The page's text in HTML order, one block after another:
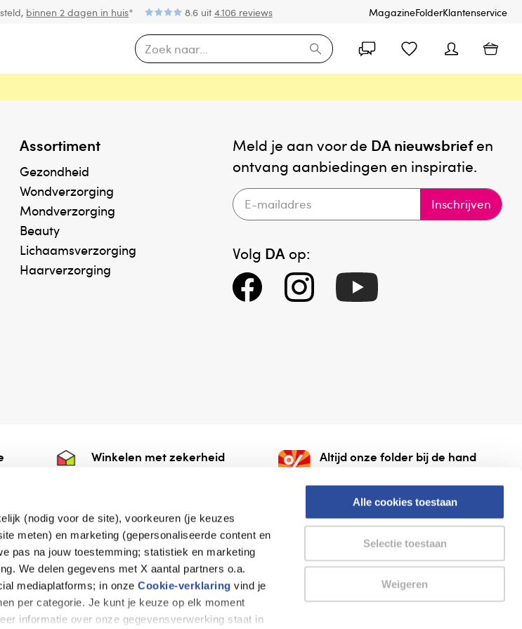
(nodig voor de site), voorkeuren (je keuzes
meten) en marketing (gepersonaliseerde content en
pas na jouw toestemming; statistiek en marketing
We delen gegevens met X aantal partners o.a.
mediaplatforms; in onzeCookie-verklaring vind je
per categorie. Je kunt je keuze op elk moment
informatie over onze gegevensverwerking staat in
Alle cookies toestaan
Selectie toestaan
Weigeren
binnen 2 dagen in huis* 8.6 uit4.106 reviews MagazineFolderKlantenservice
Assortiment
Gezondheid
Wondverzorging
Mondverzorging
Beauty
Lichaamsverzorging
Haarverzorging
Meld je aan voor de DA nieuwsbriefen
ontvang aanbiedingen en inspiratie.
Inschrijven
Volg DA op:
Winkelen met zekerheid Altijd onze folder bij de hand
AlleFolders.
specialist
Privacy verklaring Thuiswinkel waarborg